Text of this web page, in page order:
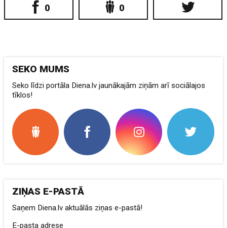
0 0
SEKO MUMS
Seko līdzi portāla Diena.lv jaunākajām ziņām arī sociālajos
tīklos!
ZIŅAS E-PASTĀ
Saņem Diena.lv aktuālās ziņas e-pastā!
E-pasta adrese